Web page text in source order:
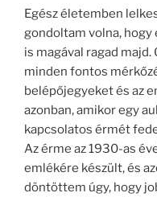
Egész életemben
gondoltam volna, hogy
is magával ragad
minden fontos
belépőjegyeket és az
azonban, amikor egy
kapcsolatos érmét
Az érme az 1930-as
emlékére készült, és
döntöttem úgy, hogy